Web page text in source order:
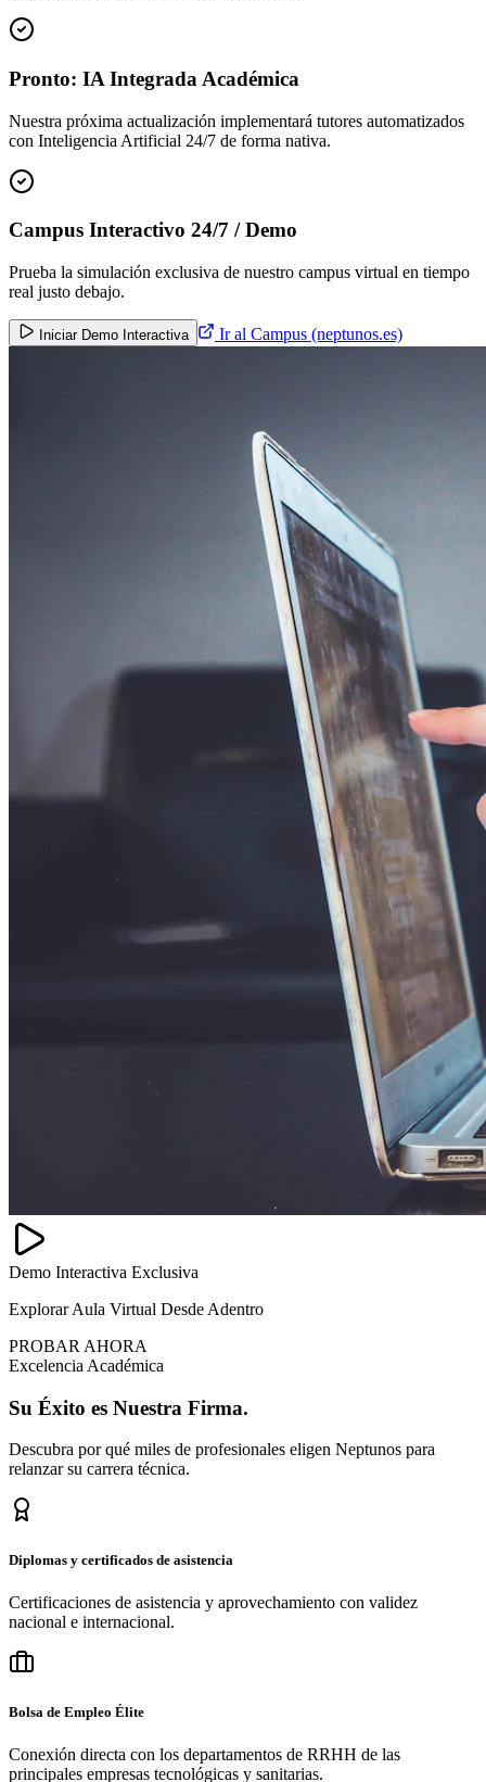
Pronto: IA Integrada Académica
Nuestra próxima actualización implementará tutores automatizados
con Inteligencia Artificial 24/7 de forma nativa.
Campus Interactivo 24/7 / Demo
Prueba la simulación exclusiva de nuestro campus virtual en tiempo
real justo debajo.
Iniciar Demo Interactiva Ir al Campus (neptunos.es)
Demo Interactiva Exclusiva
Explorar Aula Virtual Desde Adentro
PROBAR AHORA
Excelencia Académica
Su Éxito es Nuestra Firma.
Descubra por qué miles de profesionales eligen Neptunos para
relanzar su carrera técnica.
Diplomas y certificados de asistencia
Certificaciones de asistencia y aprovechamiento con validez
nacional e internacional.
Bolsa de Empleo Élite
Conexión directa con los departamentos de RRHH de las
principales empresas tecnológicas y sanitarias.